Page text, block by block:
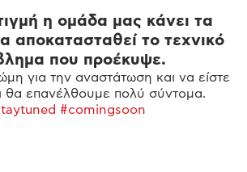
η ομάδα μας κάνει τα
αποκατασταθεί το τεχνικό
που προέκυψε.
για την αναστάτωση και να είστε
θα επανέλθουμε πολύ σύντομα.
#comingsoon